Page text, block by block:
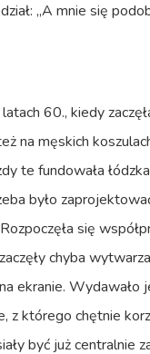
„A mnie się
60., kiedy
na męskich
te fundowała
było
się
chyba
ekranie. Wydawało
z którego chętnie
być już centralnie